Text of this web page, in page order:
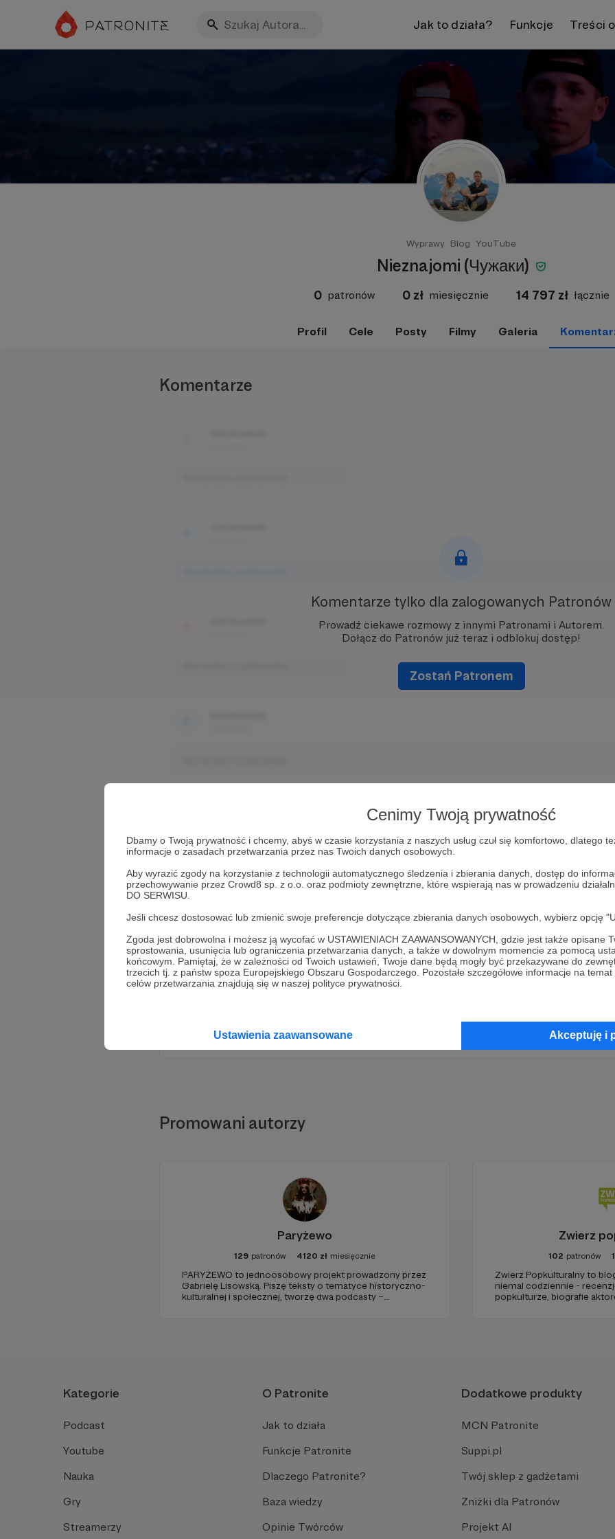
Cenimy Twoją prywatność
Dbamy o Twoją prywatność i chcemy, abyś w czasie korzystania z naszych usług czuł się komfortowo, dlatego
informacje o zasadach przetwarzania przez nas Twoich danych osobowych.
Aby wyrazić zgody na korzystanie z technologii automatycznego śledzenia i zbierania danych, dostęp do
przechowywanie przez Crowd8 sp. z o.o. oraz podmioty zewnętrzne, które wspierają nas w prowadzeniu
DO SERWISU.
Jeśli chcesz dostosować lub zmienić swoje preferencje dotyczące zbierania danych osobowych, wybierz opcję
Zgoda jest dobrowolna i możesz ją wycofać w USTAWIENIACH ZAAWANSOWANYCH, gdzie jest także opisane
sprostowania, usunięcia lub ograniczenia przetwarzania danych, a także w dowolnym momencie za pomocą
końcowym. Pamiętaj, że w zależności od Twoich ustawień, Twoje dane będą mogły być przekazywane do
trzecich tj. z państw spoza Europejskiego Obszaru Gospodarczego. Pozostałe szczegółowe informacje na
celów przetwarzania znajdują się w naszej polityce prywatności.
Ustawienia zaawansowane Akceptuję i
Jak to działa? Funkcje Treści
Wyprawy Blog YouTube
Nieznajomi (Чужаки)
0 patronów 0 zł miesięcznie 14 797 zł łącznie
Profil Cele Posty Filmy Galeria
Komentarze
Komentarze tylko dla zalogowanych Patronów
Prowadź ciekawe rozmowy z innymi Patronami i Autorem.
Dołącz do Patronów już teraz i odblokuj dostęp!
Zostań Patronem
Dołącz do grona Patronów!
Wesprzyj działalność Autora
Zostań Patronem
Promowani autorzy
Paryżewo
129 patronów 4120 zł miesięcznie
PARYŻEWO to jednoosobowy projekt prowadzony przez
Gabrielę Lisowską. Piszę teksty o tematyce historyczno-
kulturalnej i społecznej, tworzę dwa podcasty –
Zwierz
102 patronów
Zwierz Popkulturalny to
niemal codziennie -
popkulturze, biografie
Kategorie
Podcast
Youtube
Nauka
Gry
Streamerzy
O Patronite
Jak to działa
Funkcje Patronite
Dlaczego Patronite?
Baza wiedzy
Opinie Twórców
Dodatkowe produkty
MCN Patronite
Suppi.pl
Twój sklep z gadżetami
Zniżki dla Patronów
Projekt AI